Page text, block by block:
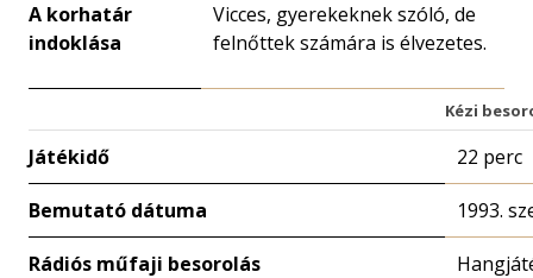
A korhatár
indoklása
Vicces, gyerekeknek szóló, de
felnőttek számára is élvezetes.
Kézi
Játékidő 22 perc
Bemutató dátuma 1993.
Rádiós műfaji besorolás